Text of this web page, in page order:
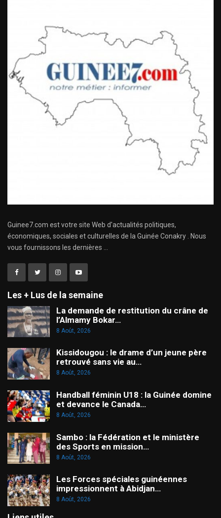
Guinee7.com est votre site Web d'actualités politiques,
économiques, sociales et culturelles de la Guinée Conakry . Nous
vous fournissons les dernières ...
Les + Lus de la semaine
La demande de restitution du crâne de
l’Almamy Bokar…
8 Août, 2026
Kissidougou : le drame d’un jeune père
retrouvé sans vie au…
8 Août, 2026
Handball féminin U18 : la Guinée domine
et devance le Canada…
8 Août, 2026
Sambo : la Fédération et le ministère
des Sports en mission…
8 Août, 2026
Les Forces spéciales guinéennes
impressionnent à Abidjan…
8 Août, 2026